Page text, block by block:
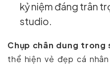
kỷ niệm đáng trân
studio.
Chụp chân dung trong
thể hiện vẻ đẹp cá